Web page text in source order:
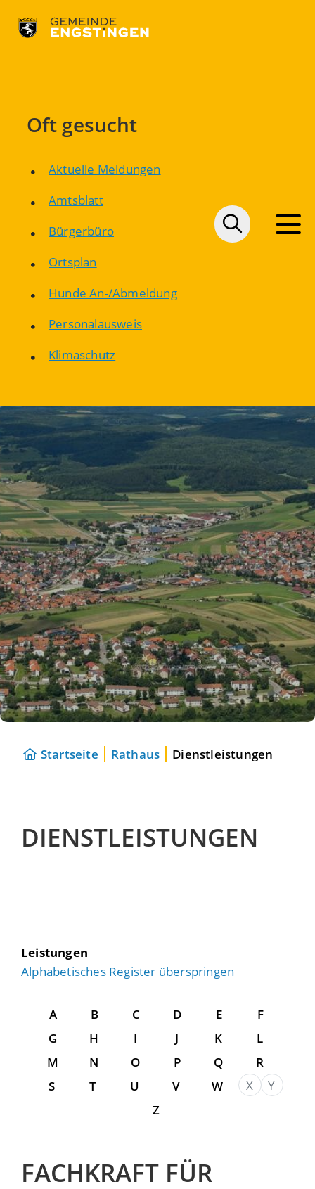
Oft gesucht
Aktuelle Meldungen
Amtsblatt
Bürgerbüro
Ortsplan
Hunde An-/Abmeldung
Personalausweis
Klimaschutz
Startseite Rathaus Dienstleistungen
DIENSTLEISTUNGEN
Leistungen
Alphabetisches Register überspringen
A B C D E
F
G
H I J K
L
M
N O P Q
R
S
T U V W X
Y
Z
FACHKRAFT FÜR